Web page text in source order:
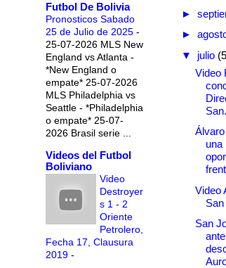
Futbol De Bolivia
Pronosticos Sabado
25 de Julio de 2025 -
25-07-2026 MLS New
England vs Atlanta -
*New England o
empate* 25-07-2026
MLS Philadelphia vs
Seattle - *Philadelphia
o empate* 25-07-
2026 Brasil serie ...
Videos del Futbol
Boliviano
Video
Destroyer
s 1 - 2
Oriente
Petrolero,
Fecha 17, Clausura
2019 -
►
►
▼ julio
Video
una
Video
San